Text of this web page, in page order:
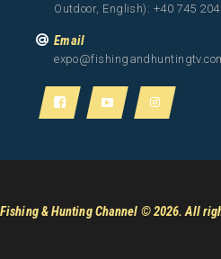
Outdoor, English): +40 745
Email
Fishing & Hunting Channel © 2026. All